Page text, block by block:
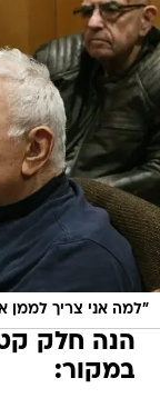
"למה אני צריך לממן
הנה חלק
במקור: